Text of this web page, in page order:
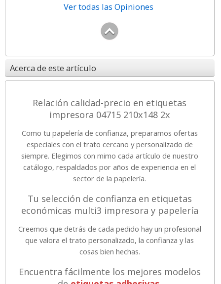
Ver todas las Opiniones
Acerca de este artículo
Relación calidad-precio en etiquetas
impresora 04715 210x148 2x
Como tu papelería de confianza, preparamos ofertas
especiales con el trato cercano y personalizado de
siempre. Elegimos con mimo cada artículo de nuestro
catálogo, respaldados por años de experiencia en el
sector de la papelería.
Tu selección de confianza en etiquetas
económicas multi3 impresora y papelería
Creemos que detrás de cada pedido hay un profesional
que valora el trato personalizado, la confianza y las
cosas bien hechas.
Encuentra fácilmente los mejores modelos